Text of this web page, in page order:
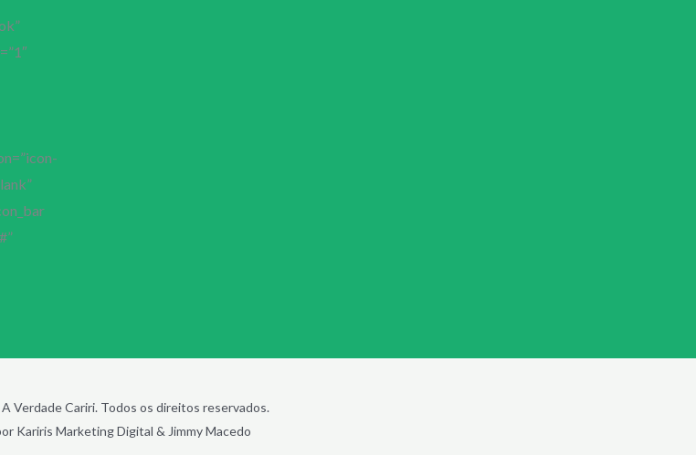
Verdade Cariri. Todos os direitos reservados.
Kariris Marketing Digital & Jimmy Macedo